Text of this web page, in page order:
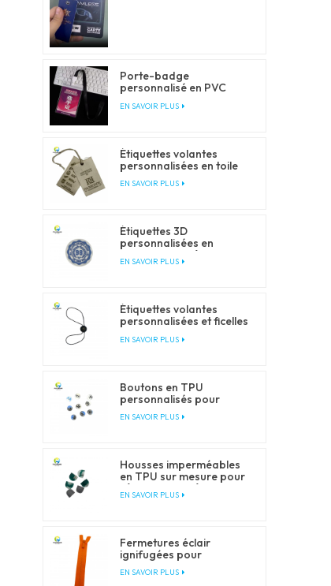
Porte-badge
personnalisé en PVC
cordons
EN SAVOIR PLUS
Étiquettes volantes
personnalisées en toile
pour les marques de
vêtements et de mode
EN SAVOIR PLUS
Étiquettes 3D
personnalisées en
silicone pour vêtements
et accessoires
EN SAVOIR PLUS
Étiquettes volantes
personnalisées et ficelles
l'emballage de vêtements
EN SAVOIR PLUS
Boutons en TPU
personnalisés pour
plein air
EN SAVOIR PLUS
Housses imperméables
en TPU sur mesure pour
vêtements et vêtements
d'extérieur
EN SAVOIR PLUS
Fermetures éclair
ignifugées pour
vêtements de travail et
de sécurité
EN SAVOIR PLUS